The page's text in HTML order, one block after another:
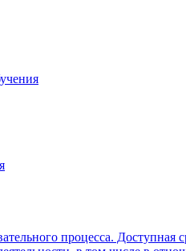
процесса. Доступная